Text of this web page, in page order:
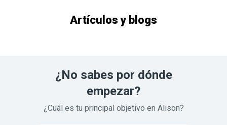
Artículos y blogs
¿No sabes por dónde
empezar?
¿Cuál es tu principal objetivo en Alison?